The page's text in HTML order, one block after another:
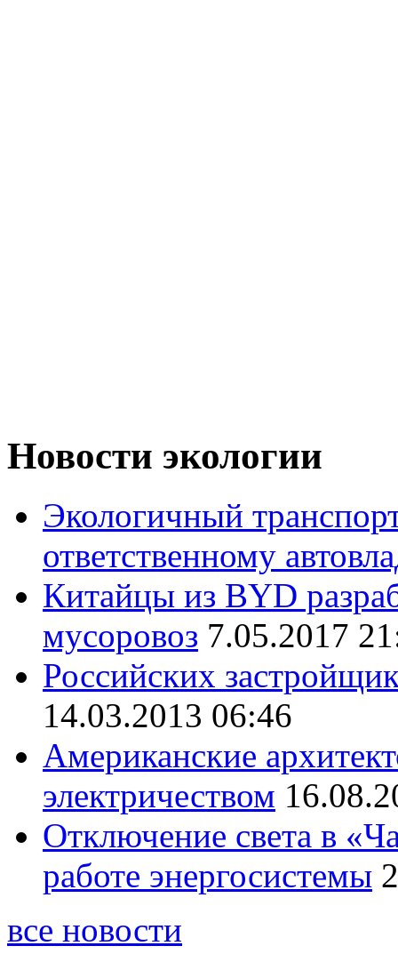
Новости экологии
Экологичный
ответственному
Китайцы из BYD
мусоровоз 7.05.2017
Российских
14.03.2013 06:46
Американские
электричеством
Отключение света в
работе энергосистемы
все новости